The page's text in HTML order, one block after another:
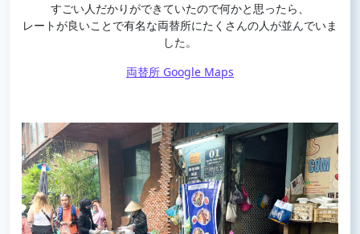
すごい人だかりができていたので何かと思ったら、
レートが良いことで有名な両替所にたくさんの人が並んでいま
した。
両替所 Google Maps